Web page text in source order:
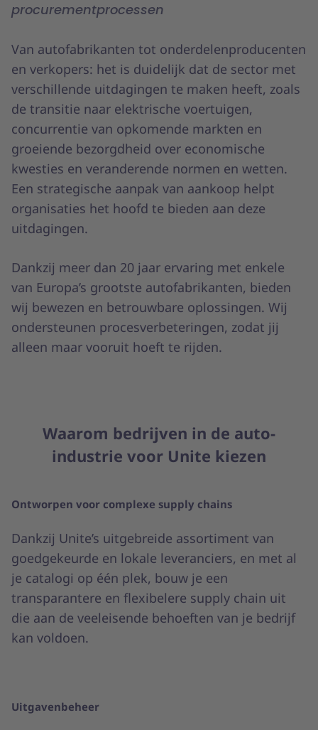
procurementprocessen
Van autofabrikanten tot onderdelenproducenten
en verkopers: het is duidelijk dat de sector met
verschillende uitdagingen te maken heeft, zoals
de transitie naar elektrische voertuigen,
concurrentie van opkomende markten en
groeiende bezorgdheid over economische
kwesties en veranderende normen en wetten.
Een strategische aanpak van aankoop helpt
organisaties het hoofd te bieden aan deze
uitdagingen.
Dankzij meer dan 20 jaar ervaring met enkele
van Europa’s grootste autofabrikanten, bieden
wij bewezen en betrouwbare oplossingen. Wij
ondersteunen procesverbeteringen, zodat jij
alleen maar vooruit hoeft te rijden.
Waarom bedrijven in de auto-
industrie voor Unite kiezen
Ontworpen voor complexe supply chains
Dankzij Unite’s uitgebreide assortiment van
goedgekeurde en lokale leveranciers, en met al
je catalogi op één plek, bouw je een
transparantere en flexibelere supply chain uit
die aan de veeleisende behoeften van je bedrijf
kan voldoen.
Uitgavenbeheer